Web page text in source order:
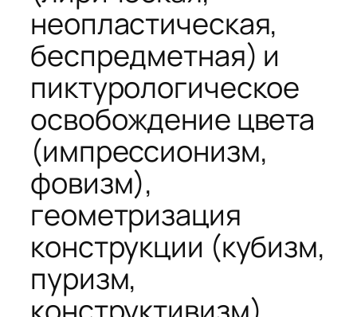
неопластическая,
беспредметная) и
пиктурологическое
освобождение цвета
(импрессионизм,
фовизм),
геометризация
конструкции (кубизм,
пуризм,